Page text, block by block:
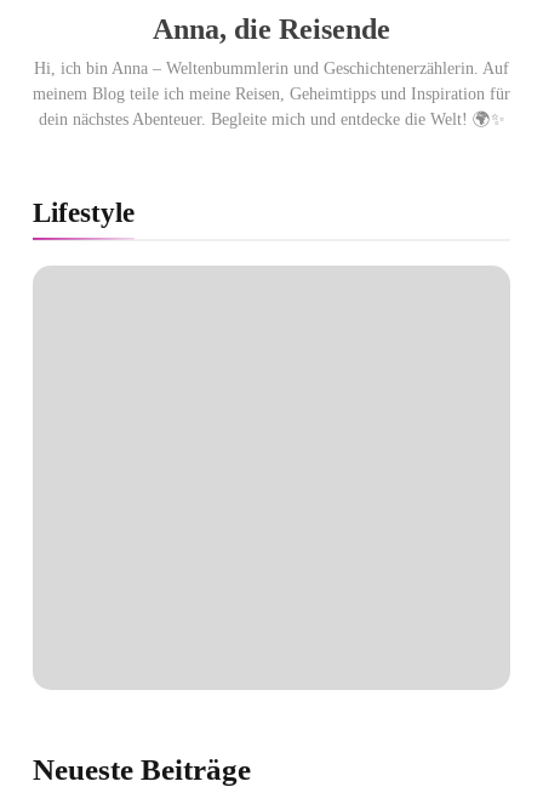
Anna, die Reisende
Hi, ich bin Anna – Weltenbummlerin und Geschichtenerzählerin. Auf
meinem Blog teile ich meine Reisen, Geheimtipps und Inspiration für
dein nächstes Abenteuer. Begleite mich und entdecke die Welt! 🌍✨
Lifestyle
Neueste Beiträge